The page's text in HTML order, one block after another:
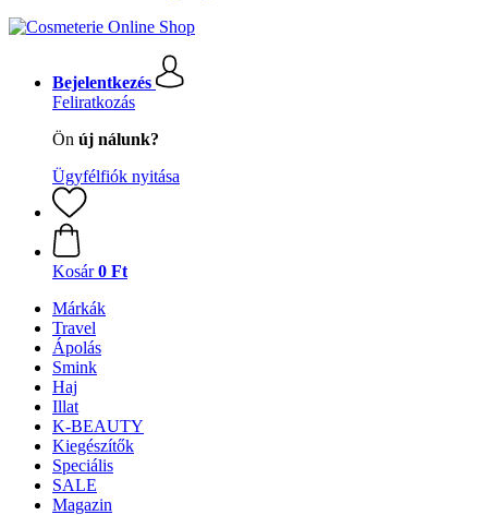
Bejelentkezés
Feliratkozás
Ön új nálunk?
Ügyfélfiók nyitása
Kosár 0 Ft
Márkák
Travel
Ápolás
Smink
Haj
Illat
K-BEAUTY
Kiegészítők
Speciális
SALE
Magazin